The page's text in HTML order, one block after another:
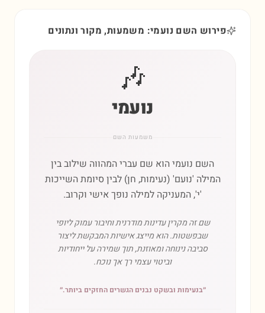
פירוש השם נועמי: משמעות, מקור ונתונים
🎶
נועמי
משמעות השם
השם נועמי הוא שם עברי המהווה שילוב בין
המילה 'נועם' (נעימות, חן) לבין סיומת השייכות
'י', המעניקה למילה נופך אישי וקרוב.
שם זה מקרין עדינות מודרנית וחיבור עמוק ליופי
שבפשטות. הוא מייצג אישיות המבקשת ליצור
סביבה נינוחה ומאוזנת, תוך שמירה על ייחודיות
וביטוי עצמי רך אך נוכח.
״בנעימות ובשקט נבנים הגשרים החזקים ביותר.״